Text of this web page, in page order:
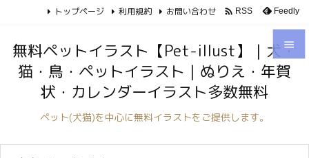



トップページ 利用規約 お問い合わせ  RSS Feedly
無料ペットイラスト【Pet-illust】｜犬・
猫・鳥・ペットイラスト｜ぬりえ・年賀
状・カレンダーイラスト多数無料
ペット(犬猫)を中心に無料イラストをご提供します。